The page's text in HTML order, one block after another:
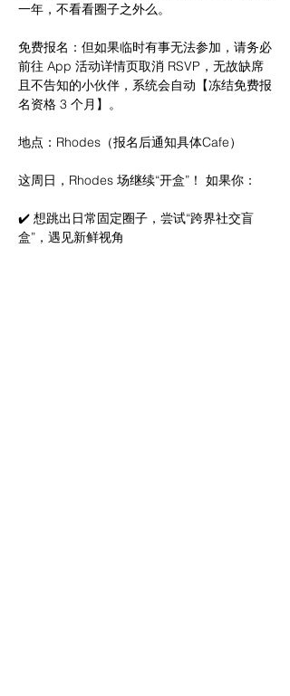
一年，不看看圈子之外么。
免费报名：但如果临时有事无法参加，请务必
前往 App 活动详情页取消 RSVP，无故缺席
且不告知的小伙伴，系统会自动【冻结免费报
名资格 3 个月】。
地点：Rhodes（报名后通知具体Cafe）
这周日，Rhodes 场继续“开盒”！ 如果你：
✔️ 想跳出日常固定圈子，尝试“跨界社交盲
盒”，遇见新鲜视角